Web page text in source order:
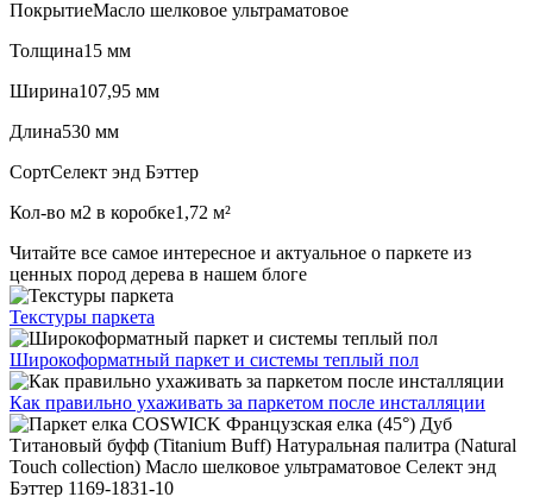
ПокрытиеМасло шелковое ультраматовое
Толщина15 мм
Ширина107,95 мм
Длина530 мм
СортСелект энд Бэттер
Кол-во м2 в коробке1,72 м²
Читайте все самое интересное и актуальное о паркете из
ценных пород дерева в нашем блоге
Текстуры паркета
Широкоформатный паркет и системы теплый пол
Как правильно ухаживать за паркетом после инсталляции